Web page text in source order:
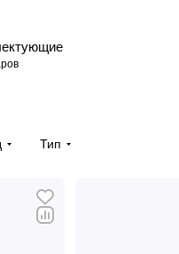
Тип